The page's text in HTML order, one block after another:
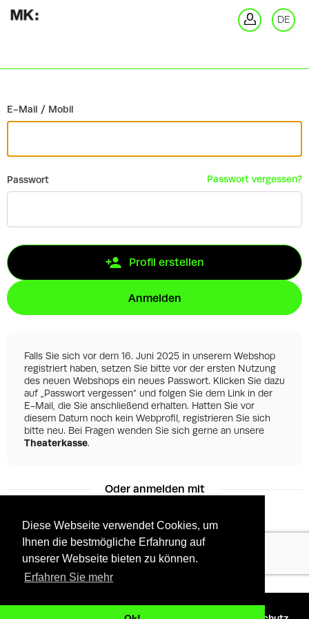
Diese Webseite verwendet Cookies, um
Ihnen die bestmögliche Erfahrung auf
unserer Webseite bieten zu können.
Erfahren Sie mehr
DE
E-Mail / Mobil
Passwort Passwort vergessen?
Profil erstellen
Anmelden
Falls Sie sich vor dem 16. Juni 2025 in unserem Webshop
registriert haben, setzen Sie bitte vor der ersten Nutzung
des neuen Webshops ein neues Passwort. Klicken Sie dazu
auf „Passwort vergessen“ und folgen Sie dem Link in der
E-Mail, die Sie anschließend erhalten. Hatten Sie vor
diesem Datum noch kein Webprofil, registrieren Sie sich
bitte neu. Bei Fragen wenden Sie sich gerne an unsere
Theaterkasse.
Oder anmelden mit
Facebook